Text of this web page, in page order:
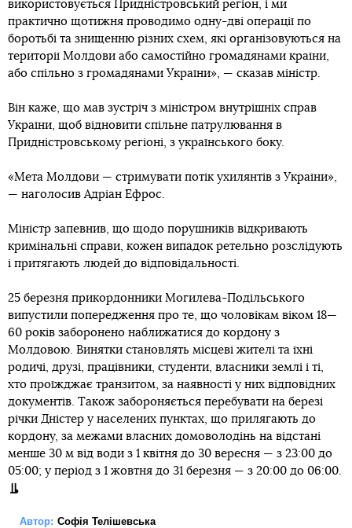
використовується Придністровський регіон, і ми
практично щотижня проводимо одну-дві операції по
боротьбі та знищенню різних схем, які організовуються на
території Молдови або самостійно громадянами країни,
або спільно з громадянами України», — сказав міністр.
Він каже, що мав зустріч з міністром внутрішніх справ
України, щоб відновити спільне патрулювання в
Придністровському регіоні, з українського боку.
«Мета Молдови — стримувати потік ухилянтів з України»,
— наголосив Адріан Ефрос.
Міністр запевнив, що щодо порушників відкривають
кримінальні справи, кожен випадок ретельно розслідують
і притягають людей до відповідальності.
25 березня прикордонники Могилева-Подільського
випустили попередження про те, що чоловікам віком 18—
60 років заборонено наближатися до кордону з
Молдовою. Винятки становлять місцеві жителі та їхні
родичі, друзі, працівники, студенти, власники землі і ті,
хто проїжджає транзитом, за наявності у них відповідних
документів. Також забороняється перебувати на березі
річки Дністер у населених пунктах, що прилягають до
кордону, за межами власних домоволодінь на відстані
менше 30 м від води з 1 квітня до 30 вересня — з 23:00 до
05:00; у період з 1 жовтня до 31 березня — з 20:00 до 06:00.
Автор: Софія Телішевська